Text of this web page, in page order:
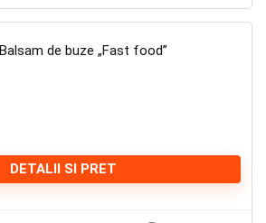
Balsam de buze „Fast food”
DETALII SI PRET